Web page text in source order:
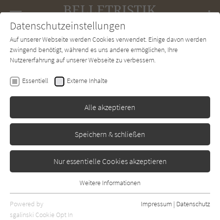
SUCHE Forum Charts Newsletter
Jan-Philipp Sendker
Am anderen Ende der Nacht
Erschienen: Januar 2000 0
Datenschutzeinstellungen
Auf unserer Webseite werden Cookies verwendet. Einige davon werden
zwingend benötigt, während es uns andere ermöglichen, Ihre
Nutzererfahrung auf unserer Webseite zu verbessern.
Essentiell Externe Inhalte
Alle akzeptieren
Speichern & schließen
Nur essentielle Cookies akzeptieren
Essentielle Cookies werden für grundlegende Funktionen der
Webseite benötigt. Dadurch ist gewährleistet, dass die Webseite
Weitere Informationen
Powered by
sgalinski Cookie Opt In
Impressum | Datenschutz